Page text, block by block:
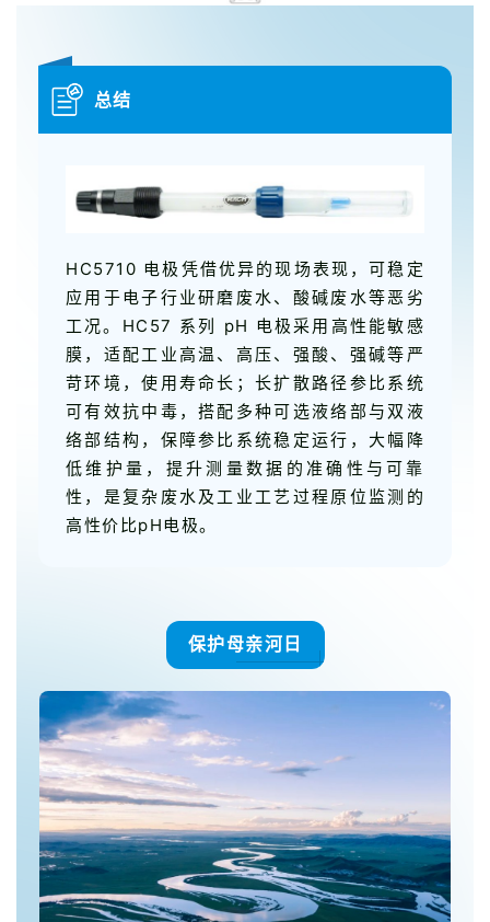
总结
HC5710 电极凭借优异的现场表现，可稳定
应用于电子行业研磨废水、酸碱废水等恶劣
工况。HC57 系列 pH 电极采用高性能敏感
膜，适配工业高温、高压、强酸、强碱等严
苛环境，使用寿命长；长扩散路径参比系统
可有效抗中毒，搭配多种可选液络部与双液
络部结构，保障参比系统稳定运行，大幅降
低维护量，提升测量数据的准确性与可靠
性，是复杂废水及工业工艺过程原位监测的
高性价比pH电极。
保护母亲河日